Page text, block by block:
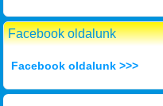
Facebook oldalunk
Facebook oldalunk >>>